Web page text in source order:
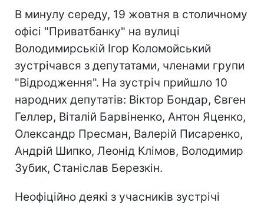
В минулу середу, 19 жовтня в столичному
офісі "Приватбанку" на вулиці
Володимирській Ігор Коломойський
зустрічався з депутатами, членами групи
"Відродження". На зустріч прийшло 10
народних депутатів: Віктор Бондар, Євген
Геллер, Віталій Барвіненко, Антон Яценко,
Олександр Пресман, Валерій Писаренко,
Андрій Шипко, Леонід Клімов, Володимир
Зубик, Станіслав Березкін.
Неофіційно деякі з учасників зустрічі